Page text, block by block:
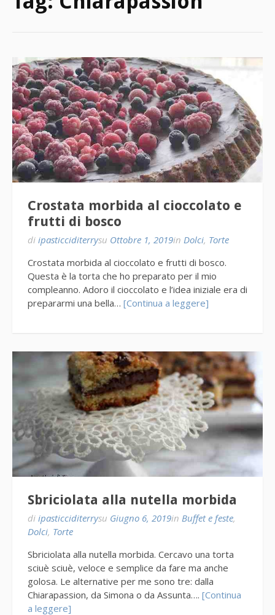
Crostata morbida al cioccolato e
frutti di bosco
di ipasticciditerrysu Ottobre 1, 2019in Dolci, Torte
Crostata morbida al cioccolato e frutti di bosco.
Questa è la torta che ho preparato per il mio
compleanno. Adoro il cioccolato e l’idea iniziale era di
prepararmi una bella… [Continua a leggere]
Sbriciolata alla nutella morbida
di ipasticciditerrysu Giugno 6, 2019in Buffet e feste,
Dolci, Torte
Sbriciolata alla nutella morbida. Cercavo una torta
sciuè sciuè, veloce e semplice da fare ma anche
golosa. Le alternative per me sono tre: dalla
Chiarapassion, da Simona o da Assunta…. [Continua
a leggere]